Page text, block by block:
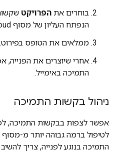
בוחרים את הפרויקט
הנפתח העליון של מסוף Cloud.
ממלאים את הטופס בפירוט.
אחרי שיוצרים את
התמיכה באימייל.
ניהול בקשות התמיכה
אפשר לצפות בבקשות התמיכה,
התמיכה בנוגע לפנייה, צריך